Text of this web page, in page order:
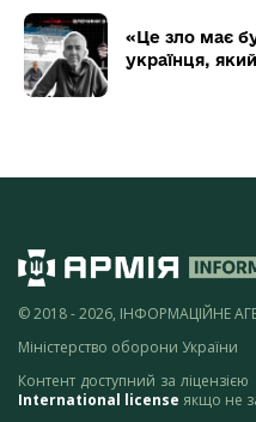
«Це зло має
українця,
© 2018 - 2026, ІНФОРМАЦІЙНЕ
Міністерство оборони України
Контент доступний за ліцензією
International license якщо не